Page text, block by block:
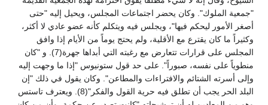
"جمعية الملوك". وكان يحضر اجتماعات المجلس، ويحيل إليه "حتى
أصغر الأمور ليحكم فيها"، ويجلس فيه ويتكلم كأنه عضو عادي لا أكثر،
وكثيراً ما كان يقترع مع الأقلية، ولم يحتج يوماً من الأيام إذا وافق
المجلس على قرارات تتعارض مع رغبته التي أبداها جهرة(7). و "كان
منطوياً على نفسه، صبوراً". على حد قول ستونيوس "إذا ما وجهت إليه
وإلى أسرته الشتائم والافتراءات والمطاعن". وكان يقول في ذلك "إن
البلد الحر يجب أن تطلق فيه حرية القول والفكر"(8). ويعترف تاستس